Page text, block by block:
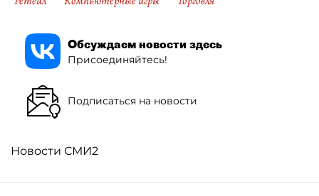
Обсуждаем новости здесь
Присоединяйтесь!
Подписаться на новости
Новости СМИ2